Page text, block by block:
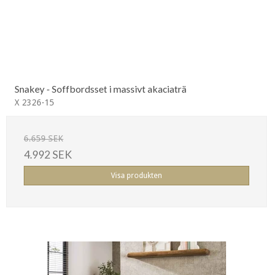
Snakey - Soffbordsset i massivt akaciaträ
X 2326-15
6.659 SEK
4.992 SEK
Visa produkten